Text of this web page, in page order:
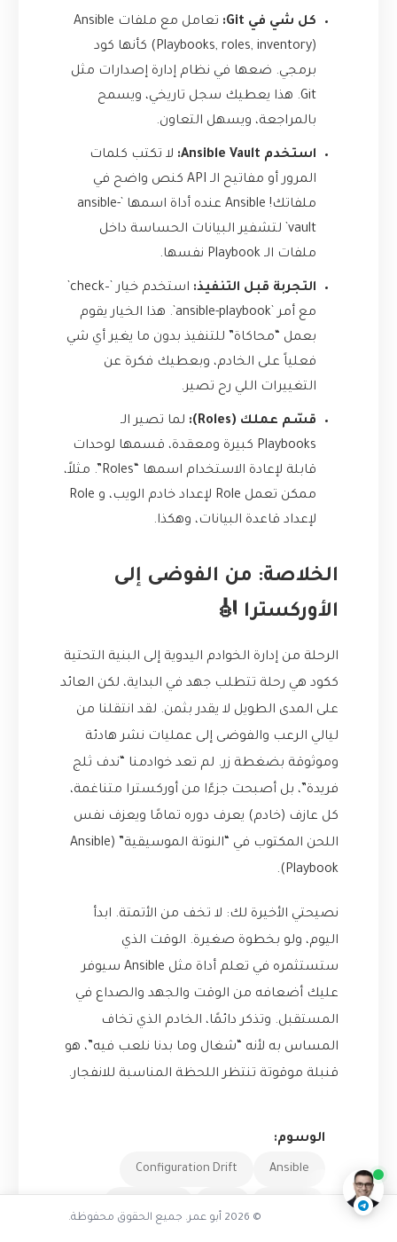
كل شي في Git:
تعامل مع ملفات Ansible
(Playbooks, roles, inventory) كأنها كود
برمجي. ضعها في نظام إدارة إصدارات مثل
Git. هذا يعطيك سجل تاريخي، ويسمح
بالمراجعة، ويسهل التعاون.
استخدم Ansible Vault:
لا تكتب كلمات
المرور أو مفاتيح الـ API كنص واضح في
ملفاتك! Ansible عنده أداة اسمها `ansible-
vault` لتشفير البيانات الحساسة داخل
ملفات الـ Playbook نفسها.
التجربة قبل التنفيذ:
مع أمر `ansible-playbook`. هذا الخيار يقوم
بعمل “محاكاة” للتنفيذ بدون ما يغير أي شي
فعلياً على الخادم، وبعطيك فكرة عن
التغييرات اللي رح تصير.
قسّم عملك (Roles):
لما تصير الـ
Playbooks كبيرة ومعقدة، قسمها لوحدات
قابلة لإعادة الاستخدام اسمها “Roles”. مثلاً،
ممكن تعمل Role لإعداد خادم الويب، و Role
لإعداد قاعدة البيانات، وهكذا.
الخلاصة: من الفوضى إلى
الأوركسترا 🎻
الرحلة من إدارة الخوادم اليدوية إلى البنية التحتية
ككود هي رحلة تتطلب جهد في البداية، لكن العائد
على المدى الطويل لا يقدر بثمن. لقد انتقلنا من
ليالي الرعب والفوضى إلى عمليات نشر هادئة
وموثوقة بضغطة زر. لم تعد خوادمنا “ندف ثلج
فريدة”، بل أصبحت جزءًا من أوركسترا متناغمة،
كل عازف (خادم) يعرف دوره تمامًا ويعزف نفس
اللحن المكتوب في “النوتة الموسيقية” (Ansible
Playbook).
نصيحتي الأخيرة لك: لا تخف من الأتمتة. ابدأ
اليوم، ولو بخطوة صغيرة. الوقت الذي
ستستثمره في تعلم أداة مثل Ansible سيوفر
عليك أضعافه من الوقت والجهد والصداع في
المستقبل. وتذكر دائمًا، الخادم الذي تخاف
المساس به لأنه “شغال وما بدنا نلعب فيه”، هو
قنبلة موقوتة تنتظر اللحظة المناسبة للانفجار.
الوسوم:
Ansible
Configuration Drift
ناقشنا على تليجرام@AbuOmarTech_bot
© 2026 أبو عمر. جميع الحقوق محفوظة.